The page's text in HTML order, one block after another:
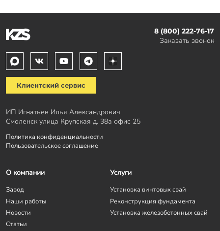
8 (800) 222-76-17
Заказать звонок
Клиентский сервис
ИП Игнатьев Илья Александрович
Смоленск улица Крупская д. 38а офис 25
Политика конфиденциальности
Пользовательское соглашение
О компании
Завод
Наши работы
Новости
Статьи
Услуги
Установка винтовых свай
Реконструкция фундамента
Установка железобетонных свай